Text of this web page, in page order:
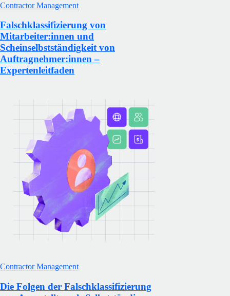
Contractor Management
Falschklassifizierung von
Mitarbeiter:innen und
Scheinselbstständigkeit von
Auftragnehmer:innen –
Expertenleitfaden
Contractor Management
Die Folgen der Falschklassifizierung